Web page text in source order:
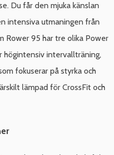
Du får den mjuka känslan
intensiva utmaningen från
Rower 95 har tre olika Power
intervallträning,
fokuserar på styrka och
lämpad för CrossFit och